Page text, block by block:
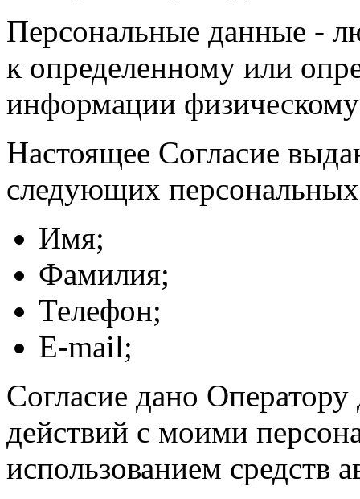
Персональные данные -
к определенному или
информации
Настоящее Согласие
следующих
Имя;
Фамилия;
Телефон;
E-mail;
Согласие дано
действий с моими
использованием средств